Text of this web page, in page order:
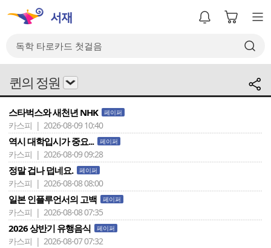
퀸의 정원
스타벅스와 새천년 NHK 페이퍼
카스피 | 2026-08-09 10:40
역시 대학입시가 중요... 페이퍼
카스피 | 2026-08-09 09:28
정말 겁나 덥네요. 페이퍼
카스피 | 2026-08-08 08:00
일본 인플루언서의 고백 페이퍼
카스피 | 2026-08-08 07:35
2026 상반기 유행음식 페이퍼
카스피 | 2026-08-07 07:32